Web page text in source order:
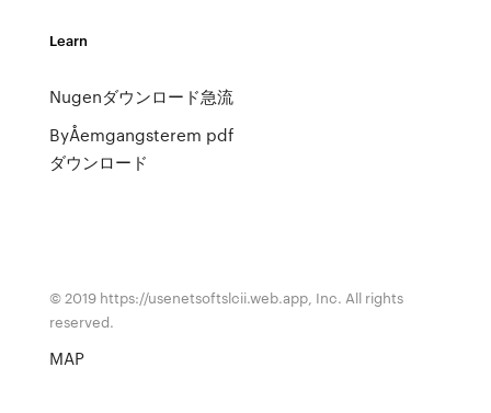
Learn
Nugenダウンロード急流
ByÅemgangsterem pdf
ダウンロード
© 2019 https://usenetsoftslcii.web.app, Inc. All rights
reserved.
MAP